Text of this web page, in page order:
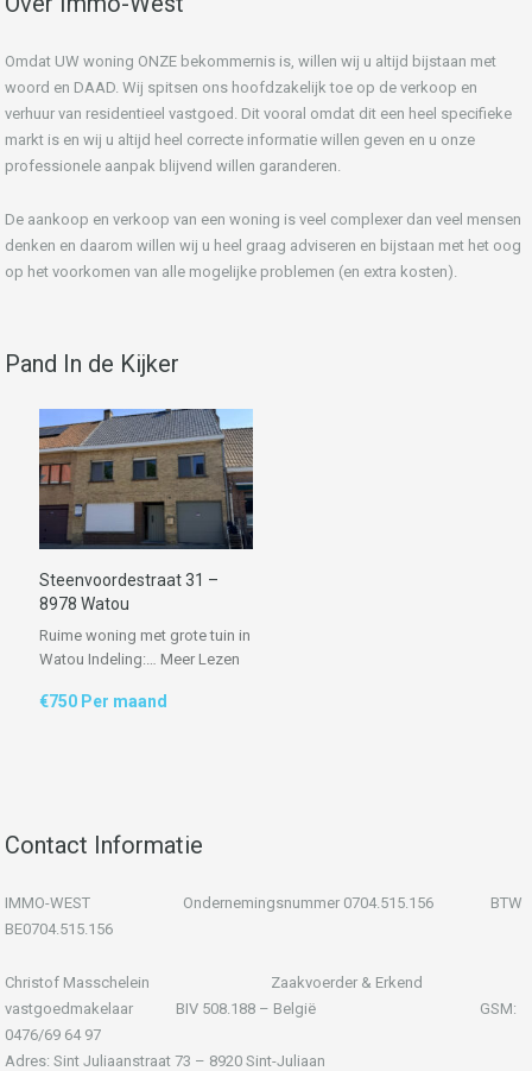
Omdat UW woning ONZE bekommernis is, willen wij u altijd bijstaan met
woord en DAAD. Wij spitsen ons hoofdzakelijk toe op de verkoop en
verhuur van residentieel vastgoed. Dit vooral omdat dit een heel specifieke
markt is en wij u altijd heel correcte informatie willen geven en u onze
professionele aanpak blijvend willen garanderen.
De aankoop en verkoop van een woning is veel complexer dan veel mensen
denken en daarom willen wij u heel graag adviseren en bijstaan met het oog
op het voorkomen van alle mogelijke problemen (en extra kosten).
Pand In de Kijker
Steenvoordestraat 31 –
8978 Watou
Ruime woning met grote tuin in
Watou Indeling:… Meer Lezen
€750 Per maand
Contact Informatie
IMMO-WEST Ondernemingsnummer 0704.515.156 BTW
BE0704.515.156
Christof Masschelein Zaakvoerder & Erkend
vastgoedmakelaar BIV 508.188 – België GSM:
0476/69 64 97
Adres: Sint Juliaanstraat 73 – 8920 Sint-Juliaan